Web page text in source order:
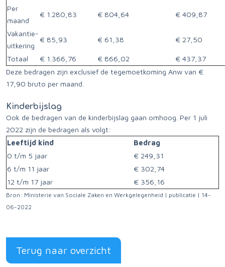
Per
maand
€ 1.280,83 € 804,64 € 409,87
Vakantie-
uitkering
€ 85,93 € 61,38 € 27,50
Totaal € 1.366,76 € 866,02
€ 437,37
Deze bedragen zijn exclusief de tegemoetkoming Anw van €
17,90 bruto per maand.
Kinderbijslag
Ook de bedragen van de kinderbijslag gaan omhoog. Per 1 juli
2022 zijn de bedragen als volgt:
Leeftijd kind
Bedrag
0 t/m 5 jaar
€ 249,31
6 t/m 11 jaar
€ 302,74
12 t/m 17 jaar
€ 356,16
Bron: Ministerie van Sociale Zaken en Werkgelegenheid | publicatie | 14-
06-2022
Terug naar overzicht